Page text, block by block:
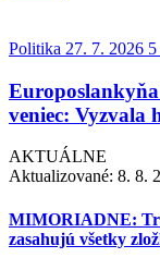
Politika 27. 7. 2026
veniec: Vyzvala
AKTUÁLNE
Aktualizované: 8. 8.
MIMORIADNE:
zasahujú všetky